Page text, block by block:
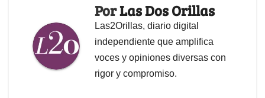
PorLas Dos Orillas
Las2Orillas, diario digital
independiente que amplifica
voces y opiniones diversas con
rigor y compromiso.